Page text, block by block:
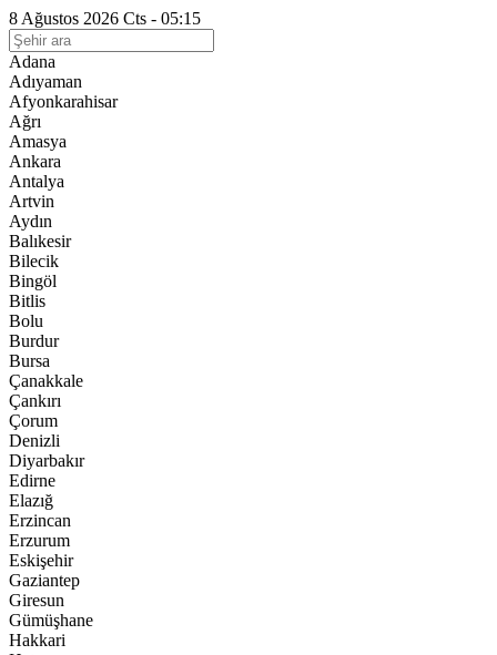
8 Ağustos 2026 Cts - 05:15
Adana
Adıyaman
Afyonkarahisar
Ağrı
Amasya
Ankara
Antalya
Artvin
Aydın
Balıkesir
Bilecik
Bingöl
Bitlis
Bolu
Burdur
Bursa
Çanakkale
Çankırı
Çorum
Denizli
Diyarbakır
Edirne
Elazığ
Erzincan
Erzurum
Eskişehir
Gaziantep
Giresun
Gümüşhane
Hakkari